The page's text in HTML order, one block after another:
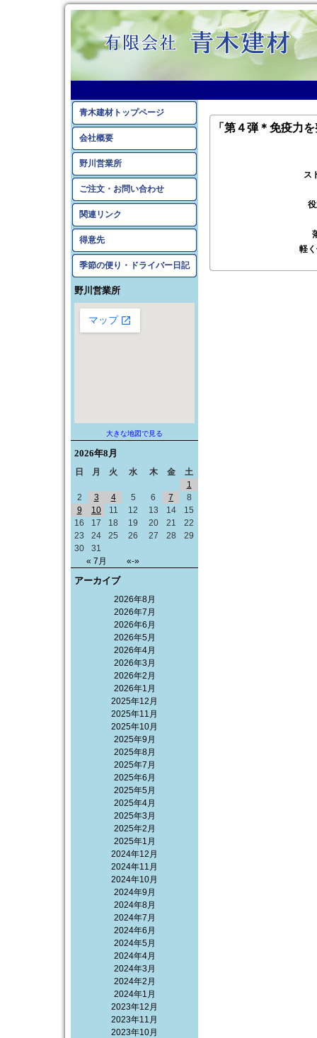
青木建材トップページ
会社概要
野川営業所
ご注文・お問い合わせ
関連リンク
得意先
季節の便り・ドライバー日記
野川営業所
大きな地図で見る
2026年8月
日 月 火 水 木 金 土
« 7月 «-»
1
2
3 4 5 6 7
8
9
10 11 12 13 14
15
16
17 18 19 20 21
22
23
24 25 26 27 28
29
30
31
アーカイブ
2026年8月
2026年7月
2026年6月
2026年5月
2026年4月
2026年3月
2026年2月
2026年1月
2025年12月
2025年11月
2025年10月
2025年9月
2025年8月
2025年7月
2025年6月
2025年5月
2025年4月
2025年3月
2025年2月
2025年1月
2024年12月
2024年11月
2024年10月
2024年9月
2024年8月
2024年7月
2024年6月
2024年5月
2024年4月
2024年3月
2024年2月
2024年1月
2023年12月
2023年11月
2023年10月
「第４弾＊免疫力
ス
軽